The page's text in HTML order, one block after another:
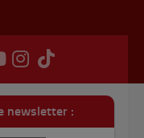
newsletter :